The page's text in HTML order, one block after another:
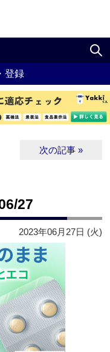
登録
次の記事 »
27
2023年06月27日 (火)